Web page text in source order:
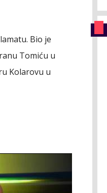
Bio je
Tomiću u
Kolarovu u